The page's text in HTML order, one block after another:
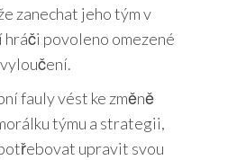
zanechat jeho tým v
povoleno omezené
fauly vést ke změně
týmu a strategii,
upravit svou